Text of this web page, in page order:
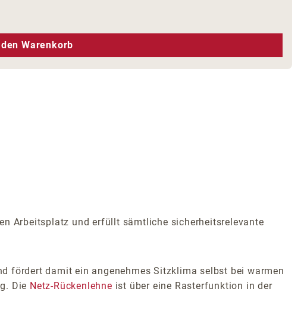
um die Anzahl zu erhöhen oder zu
Warenkorb
Arbeitsplatz und erfüllt sämtliche sicherheitsrelevante
fördert damit ein angenehmes Sitzklima selbst bei warmen
Die Netz-Rückenlehne ist über eine Rasterfunktion in der